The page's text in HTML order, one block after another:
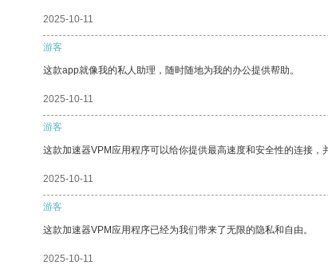
2025-10-11
游客
这款app就像我的私人助理，随时随地为我的办公提供帮助。
2025-10-11
游客
这款加速器VPM应用程序可以给你提供最高速度和安全性的连接，
2025-10-11
游客
这款加速器VPM应用程序已经为我们带来了无限的隐私和自由。
2025-10-11